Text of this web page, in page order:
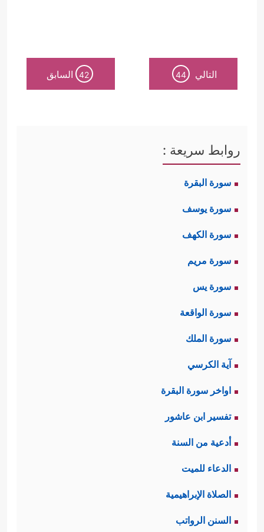
التالي 44
42 السابق
روابط سريعة :
سورة البقرة
سورة يوسف
سورة الكهف
سورة مريم
سورة يس
سورة الواقعة
سورة الملك
آية الكرسي
اواخر سورة البقرة
تفسير ابن عاشور
أدعية من السنة
الدعاء للميت
الصلاة الإبراهيمية
السنن الرواتب